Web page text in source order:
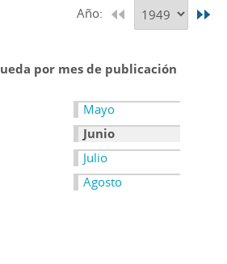
Año:
por mes de publicación
Mayo
Junio
Julio
Agosto